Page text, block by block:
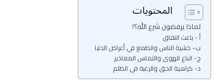
المحتويات
لماذا يرفضون شرع الله؟!
أ - باعث النفاق
ب- خشية الناس والطمع في أعراض الدنيا
ج- اتباع الهوى والتماس المعاذير
د- كراهية الحق والرغبة في الظلم